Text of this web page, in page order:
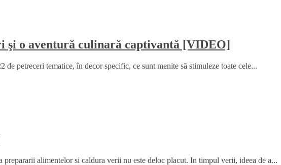
şi o aventură culinară captivantă [VIDEO]
de petreceri tematice, în decor specific, ce sunt menite să stimuleze toate cele...
prepararii alimentelor si caldura verii nu este deloc placut. In timpul verii, ideea de a...